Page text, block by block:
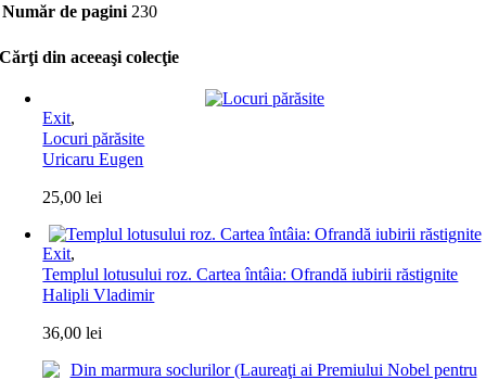
Număr de pagini 230
Cărţi din aceeaşi colecţie
Exit,
Locuri părăsite
Uricaru Eugen
25,00lei
Exit,
Templul lotusului roz. Cartea întâia: Ofrandă iubirii răstignite
Halipli Vladimir
36,00lei